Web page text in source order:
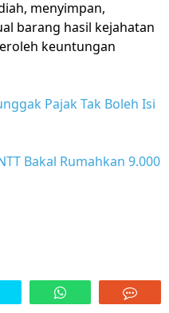
menyimpan,
barang hasil kejahatan
keuntungan
Pajak Tak Boleh Isi
Bakal Rumahkan 9.000